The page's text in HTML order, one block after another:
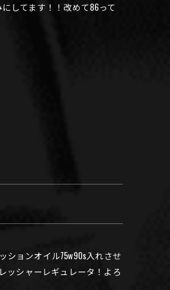
してます！！改めて86って
ションオイル75w90s入れさせ
ッシャーレギュレータ！よろ